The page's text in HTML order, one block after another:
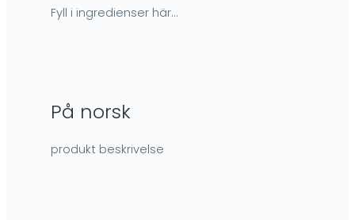
Fyll i ingredienser här…
På norsk
produkt beskrivelse